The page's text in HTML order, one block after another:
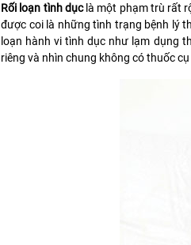
Rối loạn tình dụclà một phạm trù rất
được coi là những tình trạng bệnh lý
loạn hành vi tình dục như lạm dụng
riêng và nhìn chung không có thuốc